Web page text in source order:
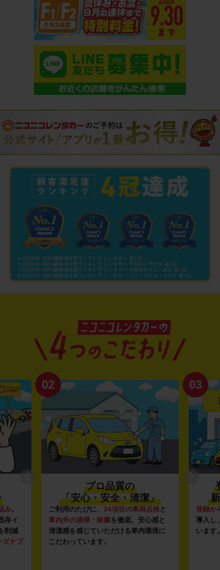
み。
存イ
削減
ズナブ
02
プロ品質の
「安心・安全・清潔」
ご利用のたびに、 24項目の車両点検と
車内外の清掃・除菌を徹底。安心感と
清潔感を感じていただける車内環境に
こだわっています。
03
登録か
導入し
います